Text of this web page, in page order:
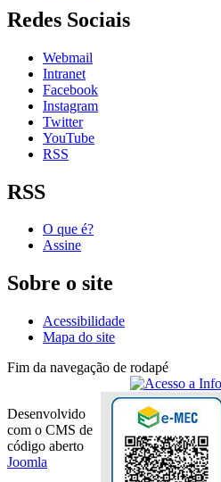
Redes Sociais
Webmail
Intranet
Facebook
Instagram
Twitter
YouTube
RSS
RSS
O que é?
Assine
Sobre o site
Acessibilidade
Mapa do site
Fim da navegação de rodapé
Desenvolvido
com o CMS de
código aberto
Joomla